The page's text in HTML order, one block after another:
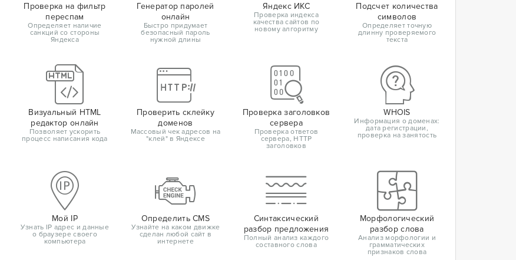
Проверка на фильтр
переспам
Определяет наличие
санкций со стороны
Яндекса
Генератор паролей
онлайн
Быстро придумает
безопасный пароль
нужной длины
Яндекс ИКС
Проверка индекса
качества сайтов по
новому алгоритму
Подсчет количества
символов
Определяет точную
длинну проверяемого
текста
Визуальный HTML
редактор онлайн
Позволяет ускорить
процесс написания кода
Проверить склейку
доменов
Массовый чек адресов на
"клей" в Яндексе
Проверка заголовков
сервера
Проверка ответов
сервера, HTTP
заголовков
WHOIS
Информация о доменах:
дата регистрации,
проверка на занятость
Мой IP
Узнать IP адрес и данные
о браузере своего
компьютера
Определить CMS
Узнайте на каком движке
сделан любой сайт в
интернете
Синтаксический
разбор предложения
Полный анализ каждого
составного слова
Морфологический
разбор слова
Анализ морфологии и
грамматических
признаков слова